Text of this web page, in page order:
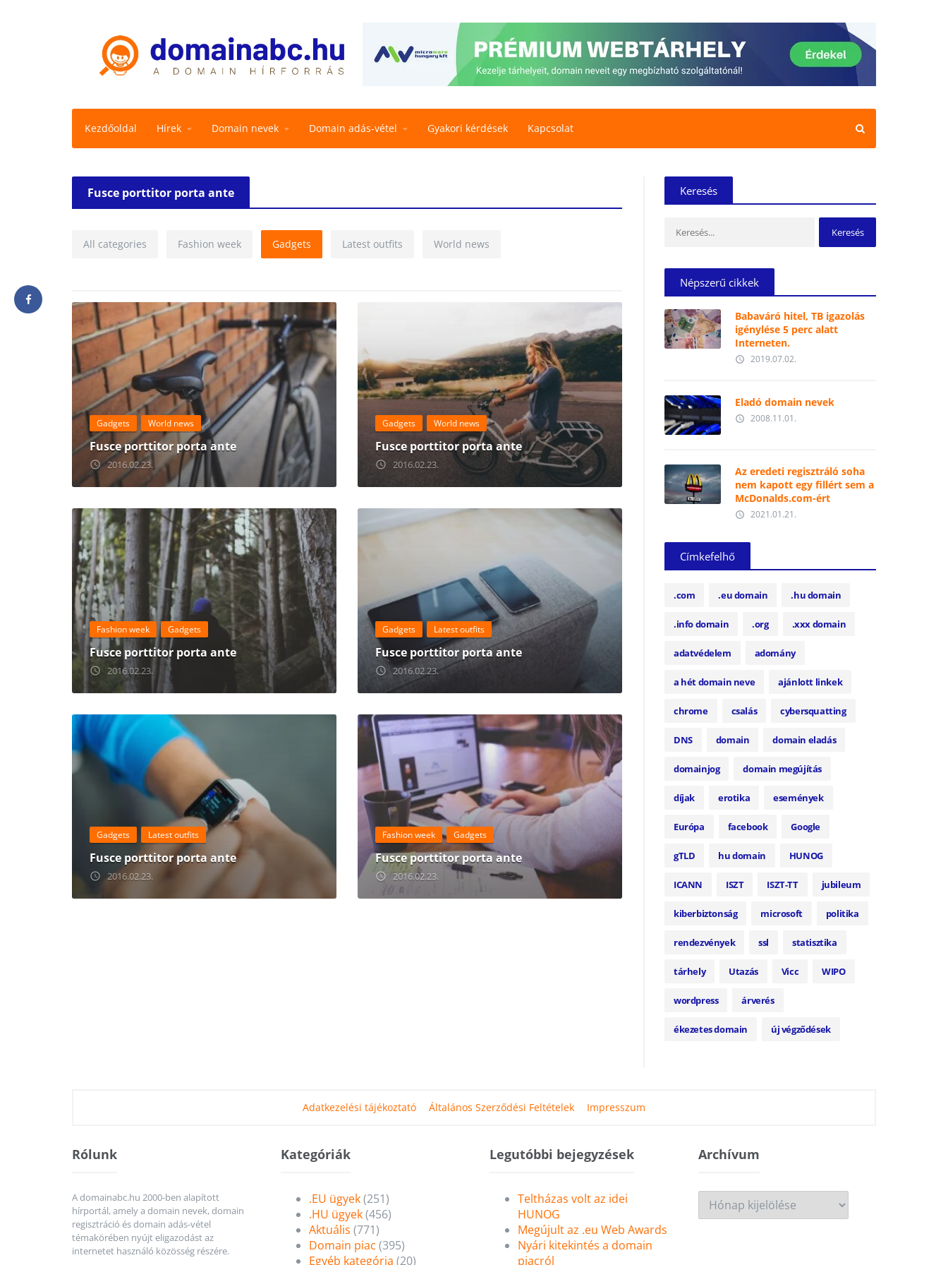
Kezdőoldal Hírek Domain nevek Domain adás-vétel Gyakori kérdések Kapcsolat
Fusce porttitor porta ante
All categories Fashion week Gadgets Latest outfits World news
Gadgets World news
Fusce porttitor porta ante
access_time 2016.02.23.
Gadgets World news
Fusce porttitor porta ante
access_time 2016.02.23.
Fashion week Gadgets
Fusce porttitor porta ante
access_time 2016.02.23.
Gadgets Latest outfits
Fusce porttitor porta ante
access_time 2016.02.23.
Gadgets Latest outfits
Fusce porttitor porta ante
access_time 2016.02.23.
Fashion week Gadgets
Fusce porttitor porta ante
access_time 2016.02.23.
Keresés
Népszerű cikkek
Babaváró hitel, TB igazolás
igénylése 5 perc alatt
Interneten.
access_time 2019.07.02.
Eladó domain nevek
access_time 2008.11.01.
Az eredeti regisztráló soha
nem kapott egy fillért sem a
McDonalds.com-ért
access_time 2021.01.21.
Címkefelhő
.com .eu domain .hu domain
.info domain .org .xxx domain
adatvédelem adomány
a hét domain neve ajánlott linkek
chrome csalás cybersquatting
DNS domain domain eladás
domainjog domain megújítás
díjak erotika események
Európa facebook Google
gTLD hu domain HUNOG
ICANN ISZT ISZT-TT jubileum
kiberbiztonság microsoft politika
rendezvények ssl statisztika
tárhely Utazás Vicc WIPO
wordpress árverés
ékezetes domain új végződések
Adatkezelési tájékoztató Általános Szerződési Feltételek Impresszum
Rólunk
A domainabc.hu 2000-ben alapított
hírportál, amely a domain nevek, domain
regisztráció és domain adás-vétel
témakörében nyújt eligazodást az
internetet használó közösség részére.
Kategóriák
.EU ügyek(251)
.HU ügyek(456)
Aktuális (771)
Domain piac (395)
Egyéb kategória (20)
Legutóbbi bejegyzések
Teltházas volt az idei
HUNOG
Megújult az .eu Web Awards
Nyári kitekintés a domain
piacról
ArchívumArchívum